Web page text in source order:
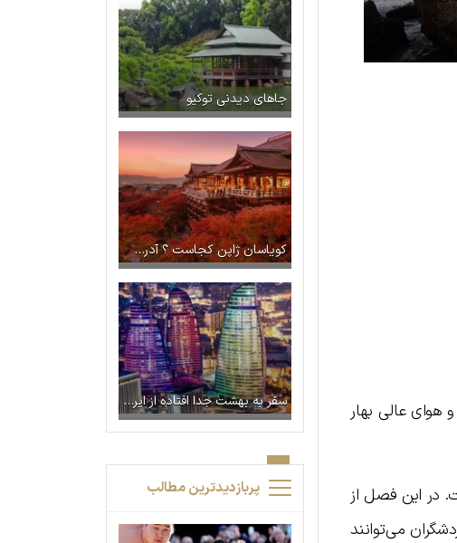
هوای عالی بهار
در این فصل از
می‌توانند
جاهای دیدنی توکیو
کویاسان ژاپن کجاست ؟ آدرس + تصاویر
سفر به بهشت جدا افتاده از ایران؛ جمهوری آذربایجان
پربازدیدترین مطالب